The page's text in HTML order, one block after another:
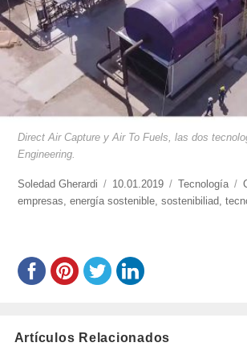
Direct Air Capture y Air To Fuels, las dos
Engineering.
https://www.experimenta.es/author/soledad-
gherardi/
Soledad Gherardi
Publicado
el
10.01.2019 Categorías
Tecnología
empresas ,energía sostenible ,sostenibiliad ,
Artículos Relacionados